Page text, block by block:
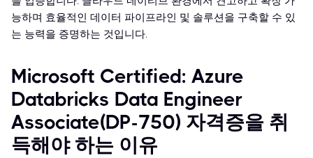
능하며 효율적인 데이터 파이프라인 및 솔루션을 구축할 수 있
는 능력을 증명하는 것입니다.
Microsoft Certified: Azure
Databricks Data Engineer
Associate(DP-750) 자격증을 취
득해야 하는 이유